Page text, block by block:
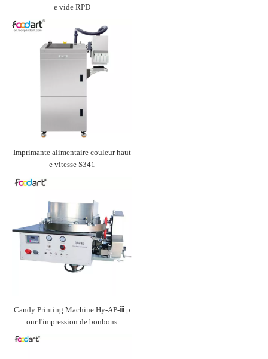
e vide RPD
Imprimante alimentaire couleur haut
e vitesse S341
Candy Printing Machine Hy-AP-ⅲ p
our l'impression de bonbons